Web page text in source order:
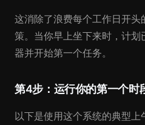
这消除了浪费每个工作日开头
策。当你早上坐下来时，计
器并开始第一个任务。
第4步：运行你的第一个时
以下是使用这个系统的典型上